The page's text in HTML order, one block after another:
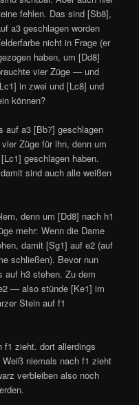
fehlen. Das sind [Sb8],
a3 geschlagen worden
nicht in Frage (er
haben, um [Dd8]
vier Züge — und
in zwei und [Lc8] und
können?
a3 [Bb7] geschlagen
Züge für ihn, denn um
geschlagen haben.
sind auch alle weißen
denn um [Dd8] nach h1
mehr: Wenn die Dame
damit [Sg1] auf e2 (auf
schließen). Bevor nun
auf h3 stehen. Zu dem
— also stünde [Ke1] im
Stein auf f1
f1 zieht. dort allerdings
niemals nach f1 zieht
verbleiben also noch